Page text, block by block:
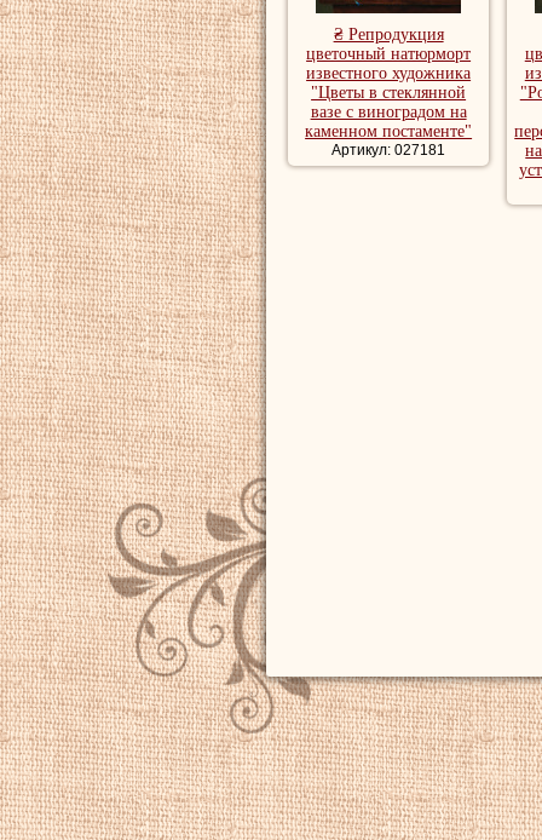
₴ Репродукция
цветочный натюрморт
известного художника
"Цветы в стеклянной
вазе с виноградом на
каменном постаменте"
Артикул: 027181